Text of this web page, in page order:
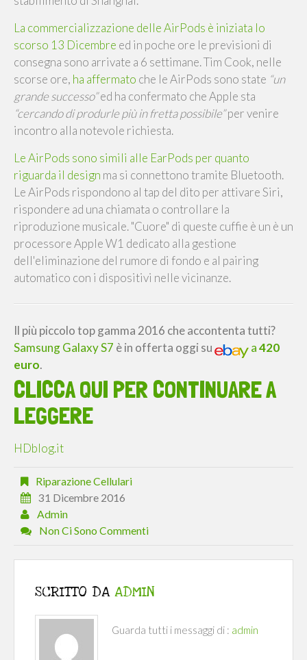
La commercializzazione delle AirPods è iniziata lo
scorso 13 Dicembre ed in poche ore le previsioni di
consegna sono arrivate a 6 settimane. Tim Cook, nelle
scorse ore, ha affermato che le AirPods sono state “un
grande successo”ed ha confermato che Apple sta
“cercando di produrle più in fretta possibile”per venire
incontro alla notevole richiesta.
Le AirPods sono simili alle EarPods per quanto
riguarda il design ma si connettono tramite Bluetooth.
Le AirPods rispondono al tap del dito per attivare Siri,
rispondere ad una chiamata o controllare la
riproduzione musicale. "Cuore" di queste cuffie è un è un
processore Apple W1 dedicato alla gestione
dell'eliminazione del rumore di fondo e al pairing
automatico con i dispositivi nelle vicinanze.
Il più piccolo top gamma 2016 che accontenta tutti?
Samsung Galaxy S7 è in offerta oggi su a420
euro.
CLICCA QUI PER CONTINUARE A
LEGGERE
HDblog.it
Riparazione Cellulari
31 Dicembre 2016
Admin
Non Ci Sono Commenti
SCRITTO DA ADMIN
Guarda tutti i messaggi di : admin